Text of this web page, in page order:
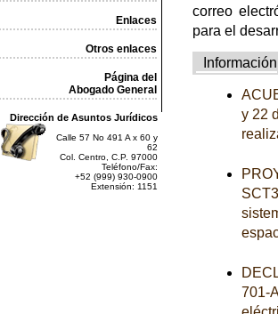
Enlaces
Otros enlaces
Página del
Abogado General
Dirección de Asuntos Jurídicos
Calle 57 No 491 A x 60 y
62
Col. Centro, C.P. 97000
Teléfono/Fax:
+52 (999) 930-0900
Extensión: 1151
correo
para el
Información
y 22
701-